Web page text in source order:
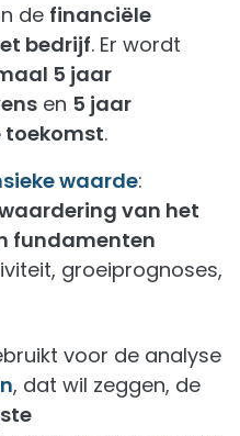
de financiële
bedrijf. Er wordt
5 jaar
en 5 jaar
toekomst.
waarde:
van het
fundamenten
groeiprognoses,
voor de analyse
, dat wil zeggen, de